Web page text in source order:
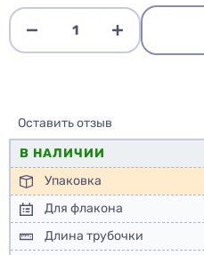
Оставить отзыв
В НАЛИЧИИ
Упаковка
Для флакона
Длина трубочки